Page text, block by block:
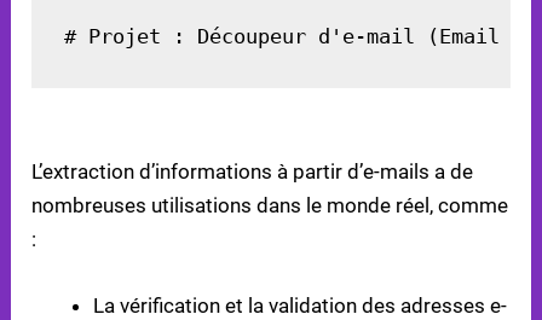
# Projet : Découpeur d'e-mail
L’extraction d’informations à partir d’e-mails a de
nombreuses utilisations dans le monde réel, comme
:
La vérification et la validation des adresses e-